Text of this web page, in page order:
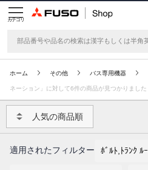
カテゴリ
ホーム その他 バス専用機器
ネーション」に対して6件の商品が見つかりました
人気の商品順
適用されたフィルター ﾎﾞﾙﾄ,ﾄﾗﾝｸ ﾙ